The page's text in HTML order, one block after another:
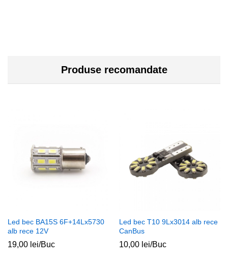
Produse recomandate
Led bec BA15S 6F+14Lx5730
alb rece 12V
19,00 lei/Buc
Led bec T10 9Lx3014 alb rece
CanBus
10,00 lei/Buc